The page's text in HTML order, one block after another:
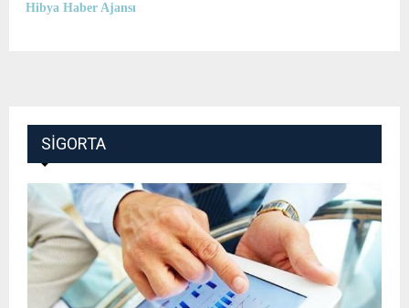
Hibya Haber Ajansı
SIGORTA